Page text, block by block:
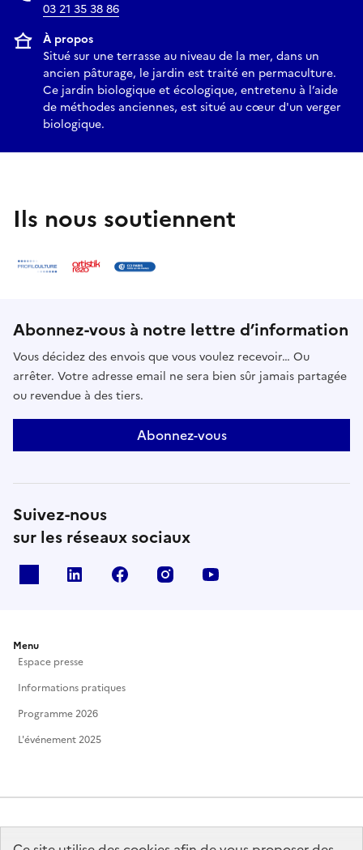
03 21 35 38 86
À propos
Situé sur une terrasse au niveau de la mer, dans un
ancien pâturage, le jardin est traité en permaculture.
Ce jardin biologique et écologique, entretenu à l’aide
de méthodes anciennes, est situé au cœur d'un verger
biologique.
Ils nous soutiennent
Abonnez-vous à notre lettre d’information
Vous décidez des envois que vous voulez recevoir… Ou
arrêter. Votre adresse email ne sera bien sûr jamais partagée
ou revendue à des tiers.
Abonnez-vous
Suivez-nous
sur les réseaux sociaux
Linkedin Facebook Instagram
Menu
Espace presse
Informations pratiques
Programme 2026
L'événement 2025